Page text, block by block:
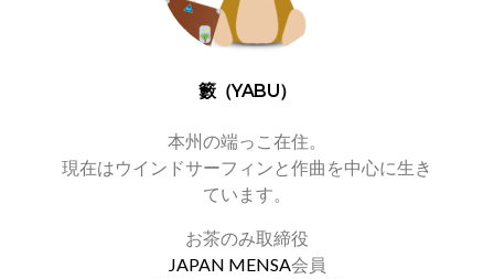
籔（YABU）
本州の端っこ在住。
現在はウインドサーフィンと作曲を中心に生き
ています。
お茶のみ取締役
JAPAN MENSA会員